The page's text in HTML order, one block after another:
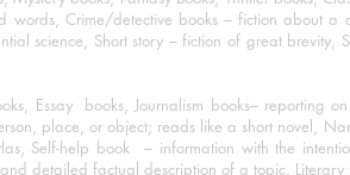
Crime/detective books – fiction about a
science, Short story – fiction of great brevity,
Essay books, Journalism books– reporting
place, or object; reads like a short novel,
Self-help book – information with the
detailed factual description of a topic. Literary